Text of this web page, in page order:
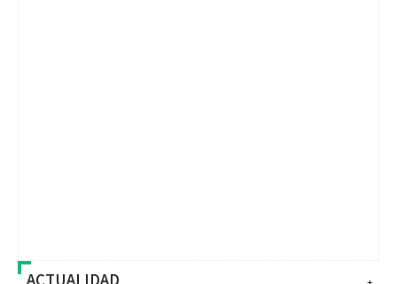
ACTUALIDAD